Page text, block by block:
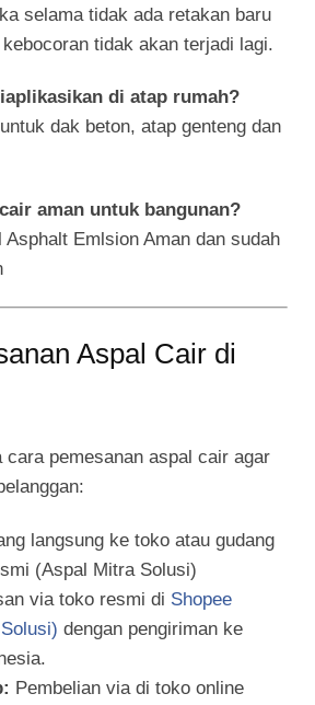
selama tidak ada retakan baru
tidak akan terjadi lagi.
di atap rumah?
dak beton, atap genteng dan
aman untuk bangunan?
Emlsion Aman dan sudah
Aspal Cair di
cara pemesanan aspal cair agar
langsung ke toko atau gudang
(Aspal Mitra Solusi)
via toko resmi di Shopee
dengan pengiriman ke
Pembelian via di toko online